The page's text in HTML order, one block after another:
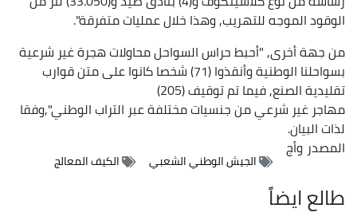
الوقود الموجه للتهريب, وهذا خلال عمليات متفرقة".
من جهة أخرى, "أحبط حراس السواحل محاولات هجرة غير شرعية
بسواحلنا الوطنية وأنقذوا (71) شخصا كانوا على متن قوارب
تقليدية الصنع, فيما تم توقيف (205)
مهاجر غير شرعي من جنسيات مختلفة عبر التراب الوطني",وفقا
لذات البيان.
المصدروأج
الجيش الوطني الشعبي الكيف المعالج
طالع ايضاً